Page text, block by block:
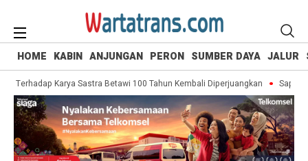
HOME KABIN ANJUNGAN PERON SUMBER DAYA JALUR
Karya Sastra Betawi 100 Tahun Kembali Diperjuangkan Saputra